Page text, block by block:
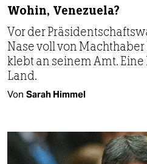
Wohin, Venezuela?
Vor der
Nase voll von
klebt an seinem Amt. Eine
Land.
Von Sarah Himmel